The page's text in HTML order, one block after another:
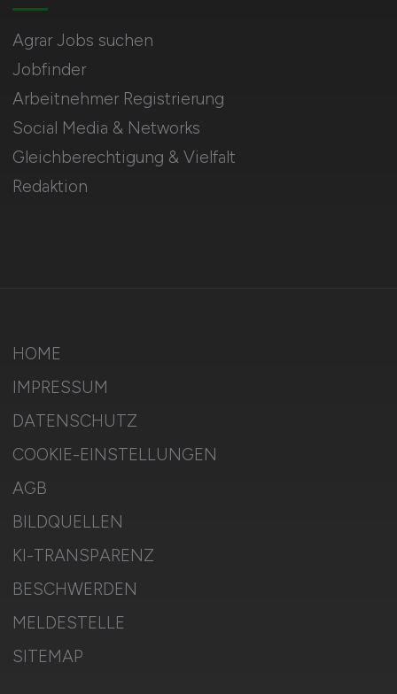
Agrar Jobs suchen
Jobfinder
Arbeitnehmer Registrierung
Social Media & Networks
Gleichberechtigung & Vielfalt
Redaktion
HOME
IMPRESSUM
DATENSCHUTZ
COOKIE-EINSTELLUNGEN
AGB
BILDQUELLEN
KI-TRANSPARENZ
BESCHWERDEN
MELDESTELLE
SITEMAP